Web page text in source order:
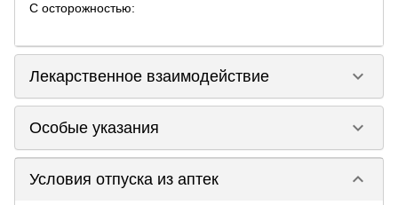
С осторожностью:
Лекарственное взаимодействие keyboard_arrow_down
Особые указания keyboard_arrow_down
Условия отпуска из аптек keyboard_arrow_down